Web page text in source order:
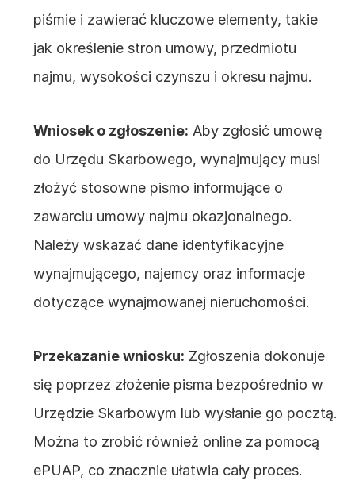
piśmie i zawierać kluczowe elementy, takie
jak określenie stron umowy, przedmiotu
najmu, wysokości czynszu i okresu najmu.
Wniosek o zgłoszenie: Aby zgłosić umowę
do Urzędu Skarbowego, wynajmujący musi
złożyć stosowne pismo informujące o
zawarciu umowy najmu okazjonalnego.
Należy wskazać dane identyfikacyjne
wynajmującego, najemcy oraz informacje
dotyczące wynajmowanej nieruchomości.
Przekazanie wniosku: Zgłoszenia dokonuje
się poprzez złożenie pisma bezpośrednio w
Urzędzie Skarbowym lub wysłanie go pocztą.
Można to zrobić również online za pomocą
ePUAP, co znacznie ułatwia cały proces.